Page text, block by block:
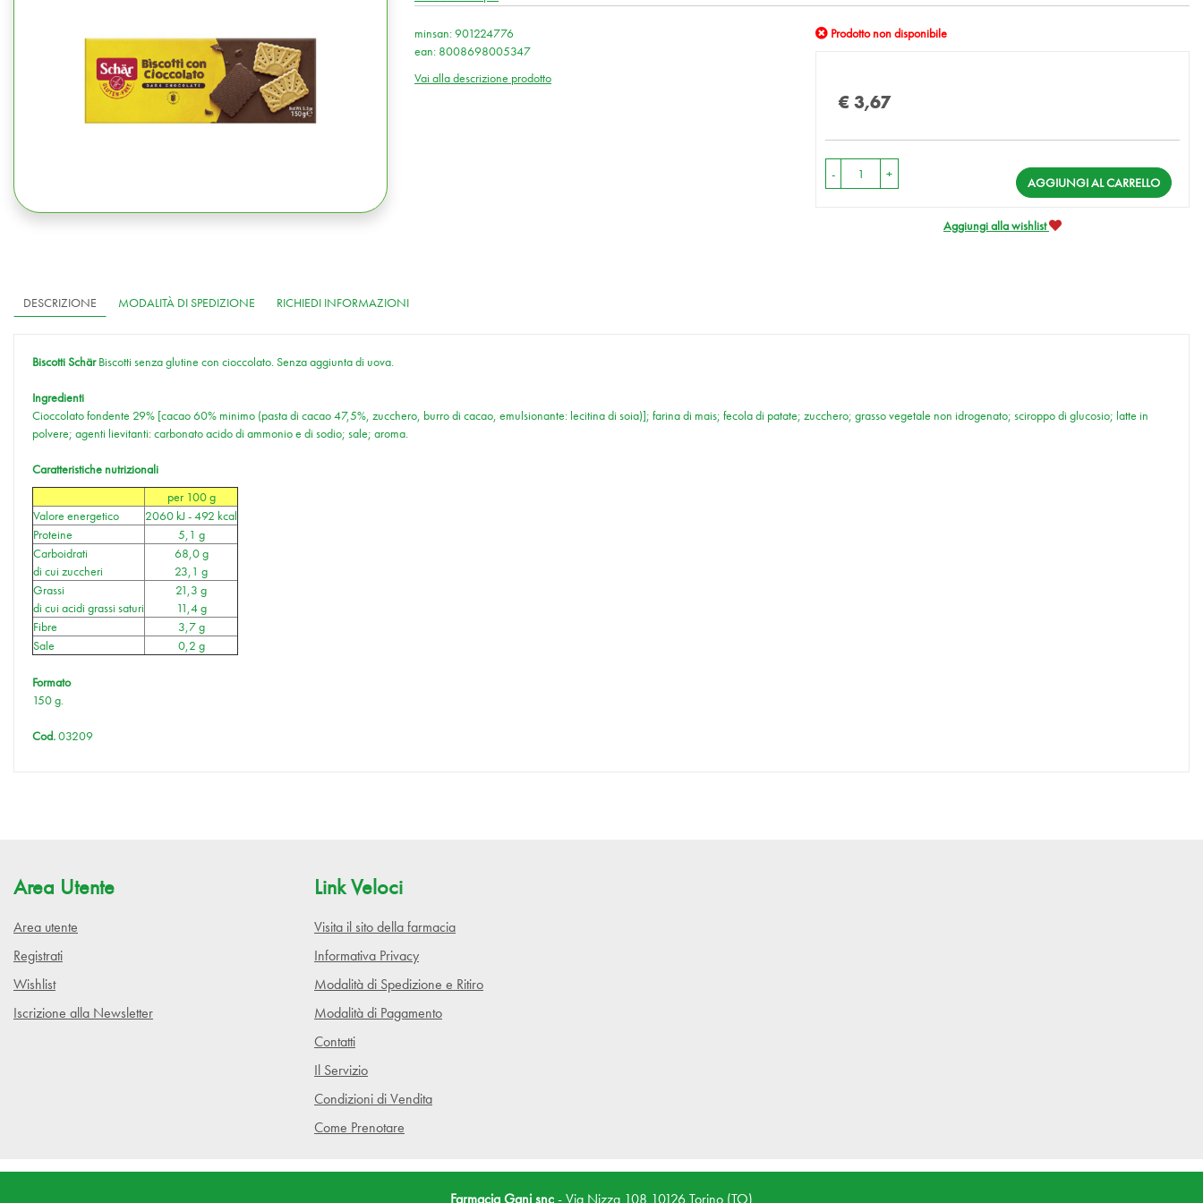
minsan: 901224776
ean: 8008698005347
Vai alla descrizione prodotto
Prodotto non disponibile
€ 3,67
- +
AGGIUNGI AL CARRELLO
Aggiungi alla wishlist
DESCRIZIONE MODALITÀ DI SPEDIZIONE RICHIEDI INFORMAZIONI
Biscotti SchärBiscotti senza glutine con cioccolato. Senza aggiunta di uova.
Ingredienti
Cioccolato fondente 29% [cacao 60% minimo (pasta di cacao 47,5%, zucchero, burro di cacao, emulsionante: lecitina di soia)]; farina di mais; fecola di patate; zucchero; grasso vegetale non idrogenato; sciroppo di glucosio; latte in
polvere; agenti lievitanti: carbonato acido di ammonio e di sodio; sale; aroma.
Caratteristiche nutrizionali
per 100 g
Valore energetico
2060 kJ - 492 kcal
Proteine
5,1 g
Carboidrati
di cui zuccheri
68,0 g
23,1 g
Grassi
di cui acidi grassi saturi
21,3 g
11,4 g
Fibre
3,7 g
Sale
0,2 g
Formato
150 g.
Cod.03209
Area Utente
Area utente
Registrati
Wishlist
Iscrizione alla Newsletter
Link Veloci
Visita il sito della farmacia
Informativa Privacy
Modalità di Spedizione e Ritiro
Modalità di Pagamento
Contatti
Il Servizio
Condizioni di Vendita
Come Prenotare
Farmacia Gani snc- Via Nizza 108 10126 Torino (TO)